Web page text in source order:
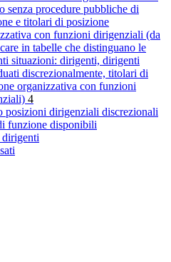
senza procedure pubbliche di
e titolari di posizione
con funzioni dirigenziali (da
in tabelle che distinguano le
situazioni: dirigenti, dirigenti
discrezionalmente, titolari di
organizzativa con funzioni
4
posizioni dirigenziali discrezionali
funzione disponibili